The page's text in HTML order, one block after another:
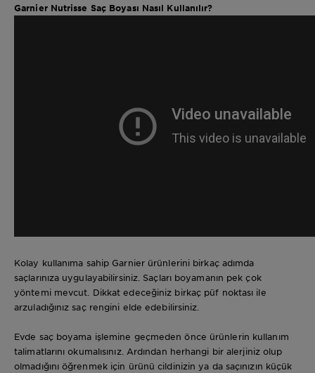
Garnier Nutrisse Saç Boyası Nasıl Kullanılır?
Kolay kullanıma sahip Garnier ürünlerini birkaç adımda
saçlarınıza uygulayabilirsiniz. Saçları boyamanın pek çok
yöntemi mevcut. Dikkat edeceğiniz birkaç püf noktası ile
arzuladığınız saç rengini elde edebilirsiniz.
Evde saç boyama işlemine geçmeden önce ürünlerin kullanım
talimatlarını okumalısınız. Ardından herhangi bir alerjiniz olup
olmadığını öğrenmek için ürünü cildinizin ya da saçınızın küçük